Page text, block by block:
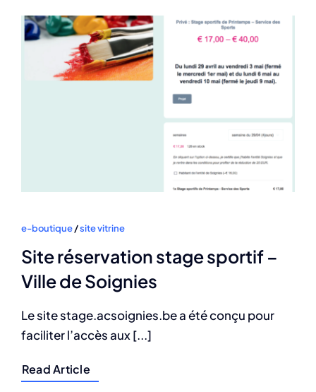
e-boutique/site vitrine
Site réservation stage sportif –
Ville de Soignies
Le site stage.acsoignies.be a été conçu pour
faciliter l’accès aux [...]
Read Article